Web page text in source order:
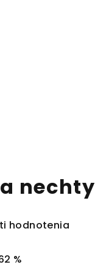
nechty
hodnotenia
%